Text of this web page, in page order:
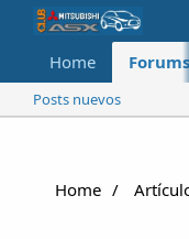
Home Forums
Posts nuevos
Home